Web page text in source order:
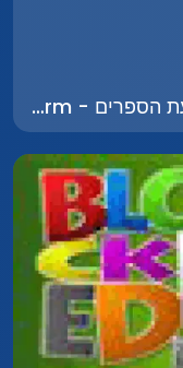
תולעת הספרים - Bookworm